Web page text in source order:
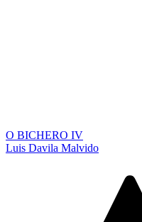
O BICHERO IV
Luis Davila Malvido